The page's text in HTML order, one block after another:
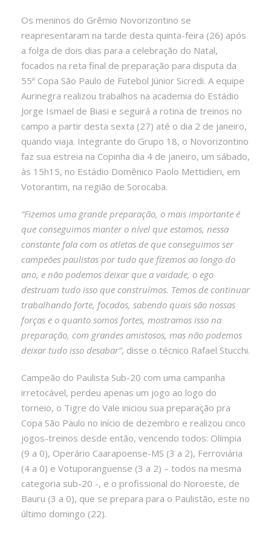
Os meninos do Grêmio Novorizontino se
reapresentaram na tarde desta quinta-feira (26) após
a folga de dois dias para a celebração do Natal,
focados na reta final de preparação para disputa da
55ª Copa São Paulo de Futebol Júnior Sicredi. A equipe
Aurinegra realizou trabalhos na academia do Estádio
Jorge Ismael de Biasi e seguirá a rotina de treinos no
campo a partir desta sexta (27) até o dia 2 de janeiro,
quando viaja. Integrante do Grupo 18, o Novorizontino
faz sua estreia na Copinha dia 4 de janeiro, um sábado,
às 15h15, no Estádio Domênico Paolo Mettidieri, em
Votorantim, na região de Sorocaba.
“Fizemos uma grande preparação, o mais importante é
que conseguimos manter o nível que estamos, nessa
constante fala com os atletas de que conseguimos ser
campeões paulistas por tudo que fizemos ao longo do
ano, e não podemos deixar que a vaidade, o ego
destruam tudo isso que construímos. Temos de continuar
trabalhando forte, focados, sabendo quais são nossas
forças e o quanto somos fortes, mostramos isso na
preparação, com grandes amistosos, mas não podemos
deixar tudo isso desabar”, disse o técnico Rafael Stucchi.
Campeão do Paulista Sub-20 com uma campanha
irretocável, perdeu apenas um jogo ao logo do
torneio, o Tigre do Vale iniciou sua preparação pra
Copa São Paulo no início de dezembro e realizou cinco
jogos-treinos desde então, vencendo todos: Olímpia
(9 a 0), Operário Caarapoense-MS (3 a 2), Ferroviária
(4 a 0) e Votuporanguense (3 a 2) – todos na mesma
categoria sub-20 -, e o profissional do Noroeste, de
Bauru (3 a 0), que se prepara para o Paulistão, este no
último domingo (22).